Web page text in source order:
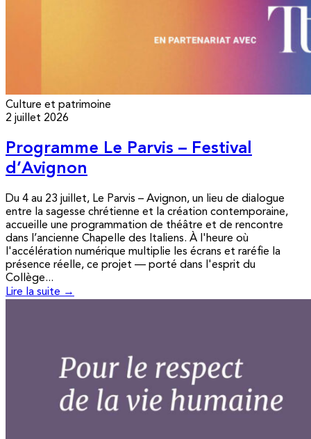
Culture et patrimoine
2 juillet 2026
Programme Le Parvis – Festival
d’Avignon
Du 4 au 23 juillet, Le Parvis – Avignon, un lieu de dialogue
entre la sagesse chrétienne et la création contemporaine,
accueille une programmation de théâtre et de rencontre
dans l’ancienne Chapelle des Italiens. À l'heure où
l'accélération numérique multiplie les écrans et raréfie la
présence réelle, ce projet — porté dans l'esprit du
Collège...
Lire la suite →